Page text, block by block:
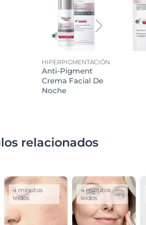
HIPERPIGMENTACIÓN
Anti-Pigment
Crema Facial De
Noche
relacionados
4 minutos
leídos
4 minutos
leídos